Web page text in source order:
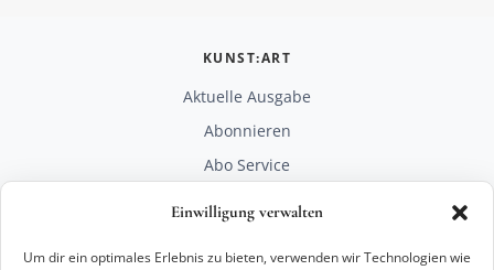
Einwilligung verwalten
Um dir ein optimales Erlebnis zu bieten, verwenden wir Technologien wie
KUNST:ART
Aktuelle Ausgabe
Abonnieren
Abo Service
RECHTLICHES